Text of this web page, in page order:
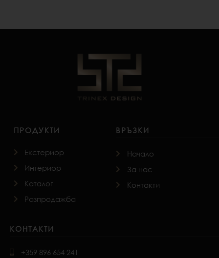
ПРОДУКТИ
Екстериор
Интериор
Каталог
Разпродажба
ВРЪЗКИ
Начало
За нас
Контакти
КОНТАКТИ
+359 896 654 241